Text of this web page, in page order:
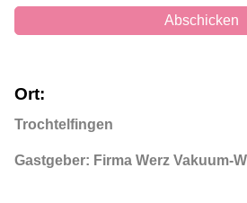
Abschicken
Ort:
Trochtelfingen
Gastgeber: Firma Werz Vakuum-